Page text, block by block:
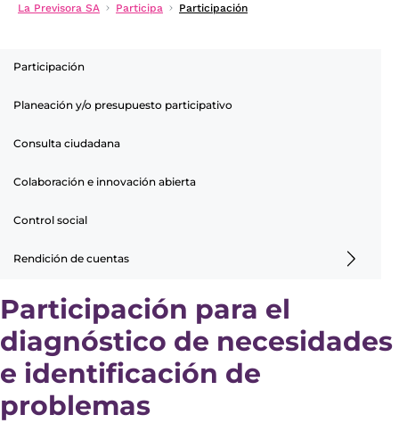
La Previsora SA Participa Participación
Participación
Planeación y/o presupuesto participativo
Consulta ciudadana
Colaboración e innovación abierta
Control social
Rendición de cuentas
Participación para el
diagnóstico de necesidades
e identificación de
problemas